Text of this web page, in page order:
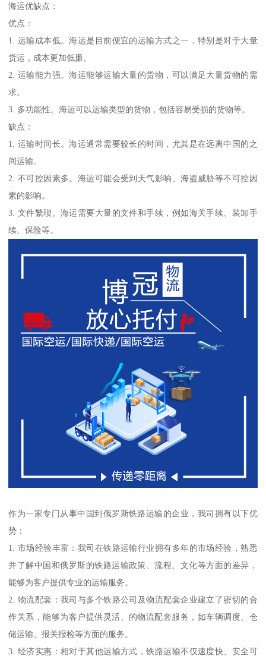
海运优缺点：
优点：
1. 运输成本低。海运是目前便宜的运输方式之一，特别是对于大量
货运，成本更加低廉。
2. 运输能力强。海运能够运输大量的货物，可以满足大量货物的需
求。
3. 多功能性。海运可以运输类型的货物，包括容易受损的货物等。
缺点：
1. 运输时间长。海运通常需要较长的时间，尤其是在远离中国的之
间运输。
2. 不可控因素多。海运可能会受到天气影响、海盗威胁等不可控因
素的影响。
3. 文件繁琐。海运需要大量的文件和手续，例如海关手续、装卸手
续、保险等。
作为一家专门从事中国到俄罗斯铁路运输的企业，我司拥有以下优
势：
1. 市场经验丰富：我司在铁路运输行业拥有多年的市场经验，熟悉
并了解中国和俄罗斯的铁路运输政策、流程、文化等方面的差异，
能够为客户提供专业的运输服务。
2. 物流配套：我司与多个铁路公司及物流配套企业建立了密切的合
作关系，能够为客户提供灵活、的物流配套服务，如车辆调度、仓
储运输、报关报检等方面的服务。
3. 经济实惠：相对于其他运输方式，铁路运输不仅速度快、安全可